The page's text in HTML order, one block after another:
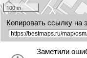
100 m
Копировать ссылку на
Заметили